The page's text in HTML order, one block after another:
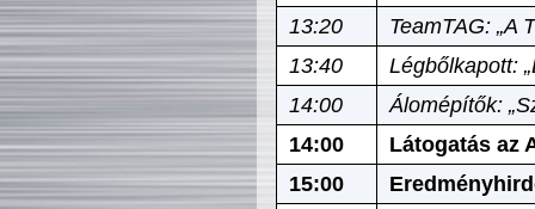
13:20
TeamTAG: „A
13:40
Légbőlkapott:
14:00
Álomépítők:
14:00
Látogatás az
15:00